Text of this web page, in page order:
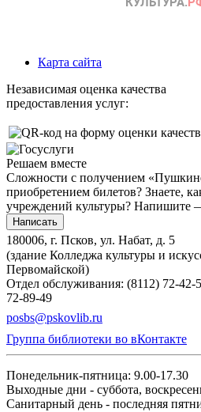
Карта сайта
Независимая оценка качества
предоставления услуг:
Решаем вместе
Сложности с получением
приобретением билетов? Знаете,
учреждений культуры? Напишите
Написать
180006, г. Псков, ул. Набат, д. 5
(здание Колледжа культуры и
Первомайской)
Отдел обслуживания: (8112) 72-42-
72-89-49
posbs@pskovlib.ru
Группа библиотеки во вКонтакте
Понедельник-пятница: 9.00-17.30
Выходные дни - суббота,
Санитарный день - последняя